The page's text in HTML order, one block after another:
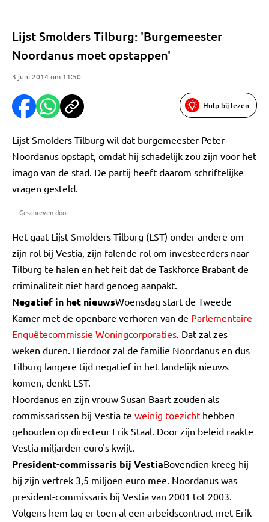
Lijst Smolders Tilburg: 'Burgemeester
Noordanus moet opstappen'
3 juni 2014 om 11:50
Hulp bij lezen
Lijst Smolders Tilburg wil dat burgemeester Peter
Noordanus opstapt, omdat hij schadelijk zou zijn voor het
imago van de stad. De partij heeft daarom schriftelijke
vragen gesteld.
Geschreven door
Het gaat Lijst Smolders Tilburg (LST) onder andere om
zijn rol bij Vestia, zijn falende rol om investeerders naar
Tilburg te halen en het feit dat de Taskforce Brabant de
criminaliteit niet hard genoeg aanpakt.
Negatief in het nieuwsWoensdag start de Tweede
Kamer met de openbare verhoren van de Parlementaire
Enquêtecommissie Woningcorporaties. Dat zal zes
weken duren. Hierdoor zal de familie Noordanus en dus
Tilburg langere tijd negatief in het landelijk nieuws
komen, denkt LST.
Noordanus en zijn vrouw Susan Baart zouden als
commissarissen bij Vestia te weinig toezicht hebben
gehouden op directeur Erik Staal. Door zijn beleid raakte
Vestia miljarden euro's kwijt.
President-commissaris bij VestiaBovendien kreeg hij
bij zijn vertrek 3,5 miljoen euro mee. Noordanus was
president-commissaris bij Vestia van 2001 tot 2003.
Volgens hem lag er toen al een arbeidscontract met Erik